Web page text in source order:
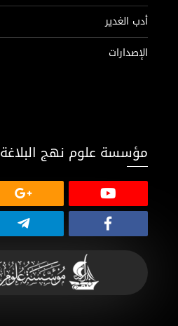
أدب الغدير
الإصدارات
مؤسسة علوم نهج البلاغة